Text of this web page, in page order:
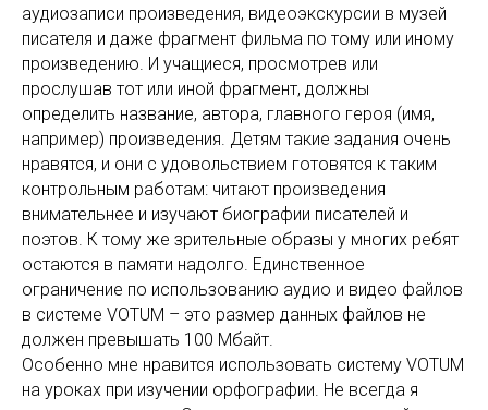
аудиозаписи произведения, видеоэкскурсии в музей
писателя и даже фрагмент фильма по тому или иному
произведению. И учащиеся, просмотрев или
прослушав тот или иной фрагмент, должны
определить название, автора, главного героя (имя,
например) произведения. Детям такие задания очень
нравятся, и они с удовольствием готовятся к таким
контрольным работам: читают произведения
внимательнее и изучают биографии писателей и
поэтов. К тому же зрительные образы у многих ребят
остаются в памяти надолго. Единственное
ограничение по использованию аудио и видео файлов
в системе VOTUM – это размер данных файлов не
должен превышать 100 Мбайт.
Особенно мне нравится использовать систему VOTUM
на уроках при изучении орфографии. Не всегда я